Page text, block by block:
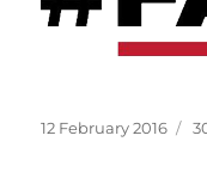
Posted
12 February 2016